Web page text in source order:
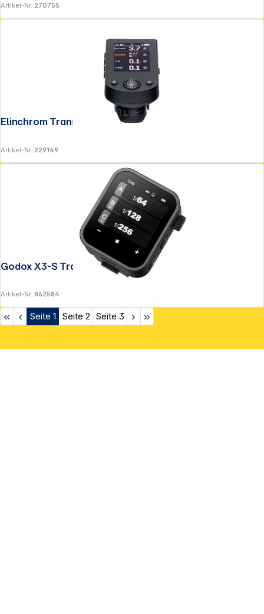
Artikel-Nr.:270755
Elinchrom Transmitter pro X für Sony
Artikel-Nr.:229149
Godox X3-S Transmitter für Sony
Artikel-Nr.:862584
Seite 1 Seite 2 Seite 3
Copyright © 2001 - 2026 DGH - Alle Rechte vorbehalten.